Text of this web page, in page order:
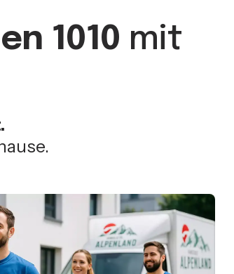
1010 mit